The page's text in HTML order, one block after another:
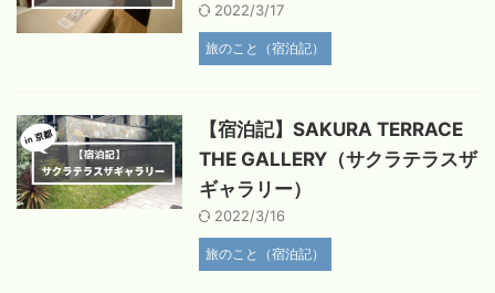
2022/3/17
旅のこと（宿泊記）
【宿泊記】SAKURA TERRACE
THE GALLERY（サクラテラスザ
ギャラリー）
2022/3/16
旅のこと（宿泊記）